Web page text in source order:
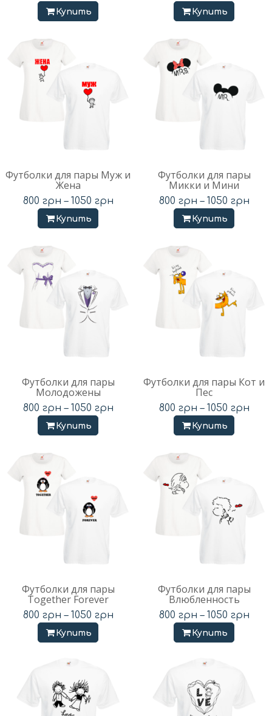
Купить Купить
Футболки для пары Муж и
Жена
800 грн – 1050 грн
Купить
Футболки для пары
Микки и Мини
800 грн – 1050 грн
Купить
Футболки для пары
Молодожены
800 грн – 1050 грн
Купить
Футболки для пары Кот и
Пес
800 грн – 1050 грн
Купить
Футболки для пары
Together Forever
800 грн – 1050 грн
Купить
Футболки для пары
Влюбленность
800 грн – 1050 грн
Купить